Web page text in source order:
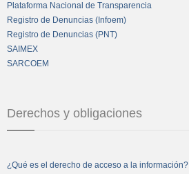
Plataforma Nacional de Transparencia
Registro de Denuncias (Infoem)
Registro de Denuncias (PNT)
SAIMEX
SARCOEM
Derechos y obligaciones
¿Qué es el derecho de acceso a la información?